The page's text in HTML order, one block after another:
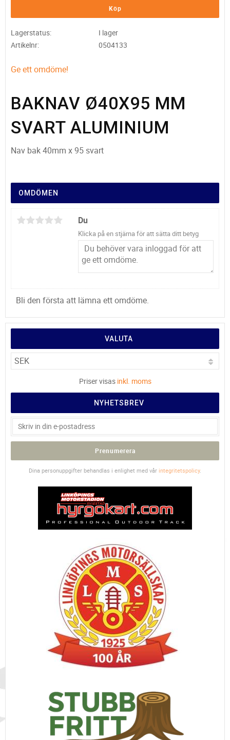
Köp
Lagerstatus
I lager
Artikelnr
0504133
Ge ett omdöme!
BAKNAV Ø40X95 MM
SVART ALUMINIUM
Nav bak 40mm x 95 svart
OMDÖMEN
Du
Klicka på en stjärna för att sätta ditt betyg
Bli den första att lämna ett omdöme.
VALUTA
Priser visas inkl. moms
NYHETSBREV
Prenumerera
Dina personuppgifter behandlas i enlighet med vår integritetspolicy.